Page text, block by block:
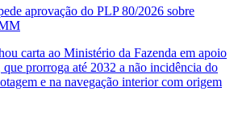
aprovação do PLP 80/2026 sobre
carta ao Ministério da Fazenda em apoio
prorroga até 2032 a não incidência do
e na navegação interior com origem